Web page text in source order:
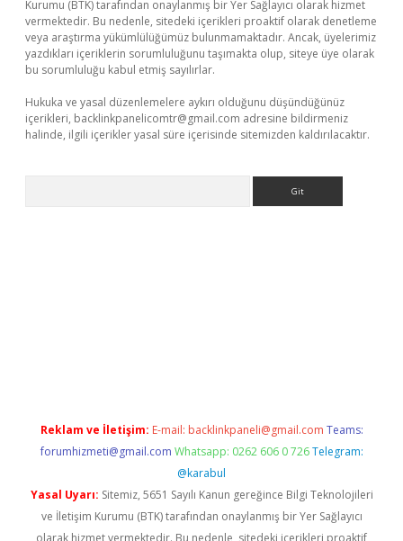
Kurumu (BTK) tarafından onaylanmış bir Yer Sağlayıcı olarak hizmet
vermektedir. Bu nedenle, sitedeki içerikleri proaktif olarak denetleme
veya araştırma yükümlülüğümüz bulunmamaktadır. Ancak, üyelerimiz
yazdıkları içeriklerin sorumluluğunu taşımakta olup, siteye üye olarak
bu sorumluluğu kabul etmiş sayılırlar.
Hukuka ve yasal düzenlemelere aykırı olduğunu düşündüğünüz
içerikleri, backlinkpanelicomtr@gmail.com adresine bildirmeniz
halinde, ilgili içerikler yasal süre içerisinde sitemizden kaldırılacaktır.
Reklam ve İletişim: E-mail: backlinkpaneli@gmail.com Teams:
forumhizmeti@gmail.com Whatsapp: 0262 606 0 726 Telegram:
@karabul
Yasal Uyarı: Sitemiz, 5651 Sayılı Kanun gereğince Bilgi Teknolojileri
ve İletişim Kurumu (BTK) tarafından onaylanmış bir Yer Sağlayıcı
olarak hizmet vermektedir. Bu nedenle, sitedeki içerikleri proaktif